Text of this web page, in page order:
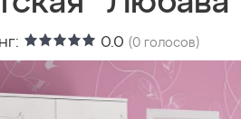
0.0 (0 голосов)